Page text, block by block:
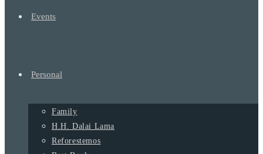
Events
Personal
Family
H.H. Dalai Lama
Reforestemos